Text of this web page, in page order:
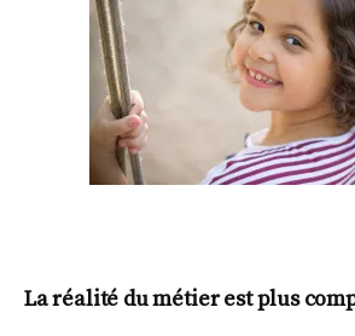
La réalité du métier est plus